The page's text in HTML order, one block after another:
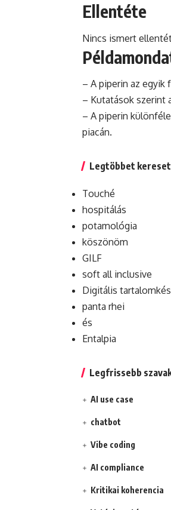
Ellentéte
Nincs ismert
– A piperin az egyik
– Kutatások szerint
– A piperin
piacán.
Legtöbbet
Touché
hospitálás
potamológia
köszönöm
GILF
soft all inclusive
Digitális
panta rhei
és
Entalpia
Legfrissebb
AI use case
chatbot
Vibe coding
AI compliance
Kritikai koherencia